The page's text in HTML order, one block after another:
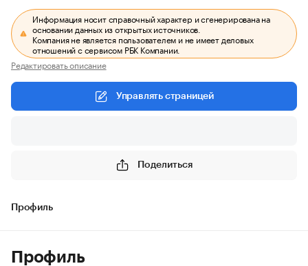
Информация носит справочный характер и сгенерирована на
основании данных из открытых источников.
Компания не является пользователем и не имеет деловых
отношений с сервисом РБК Компании.
Редактировать описание
Управлять страницей
Поделиться
Профиль
Профиль